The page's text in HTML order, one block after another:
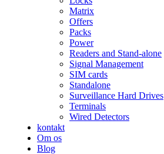
Matrix
Offers
Packs
Power
Readers and Stand-alone
Signal Management
SIM cards
Standalone
Surveillance Hard Drives
Terminals
Wired Detectors
kontakt
Om os
Blog